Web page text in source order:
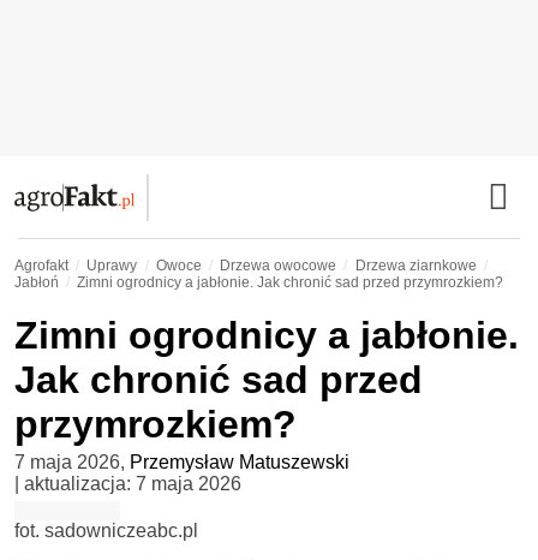
Agrofakt Uprawy Owoce Drzewa owocowe
Drzewa ziarnkowe
Jabłoń
Zimni ogrodnicy a jabłonie. Jak chronić sad przed przymrozkiem?
Zimni ogrodnicy a jabłonie.
Jak chronić sad przed
przymrozkiem?
7 maja 2026, Przemysław Matuszewski
| aktualizacja: 7 maja 2026
fot. sadowniczeabc.pl